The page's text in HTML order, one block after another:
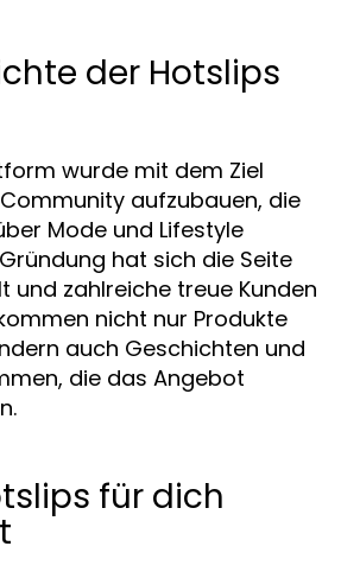
der Hotslips
wurde mit dem Ziel
aufzubauen, die
Mode und Lifestyle
hat sich die Seite
und zahlreiche treue Kunden
nicht nur Produkte
auch Geschichten und
die das Angebot
für dich